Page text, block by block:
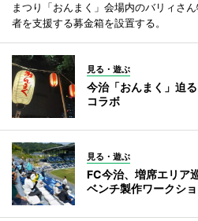
まつり「おんまく」会場内のバリィさ
者を支援する募金箱を設置する。
見る・遊ぶ
今治「おんまく」迫
コラボ
見る・遊ぶ
FC今治、増席エリア
ベンチ製作ワークシ